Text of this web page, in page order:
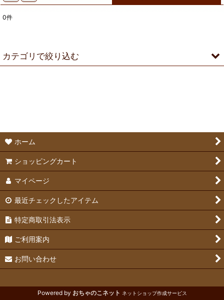
表示数
0件
カテゴリで絞り込む
給水ボトル
ホーム
ショッピングカート
マイページ
最近チェックしたアイテム
特定商取引法表示
ご利用案内
お問い合わせ
Powered by おちゃのこネット ネットショップ作成サービス